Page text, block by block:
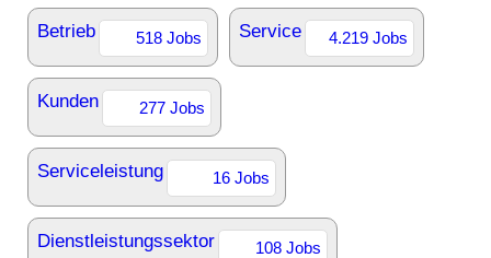
Betrieb 518 Jobs Service 4.219 Jobs
Kunden 277 Jobs
Serviceleistung 16 Jobs
Dienstleistungssektor 108 Jobs